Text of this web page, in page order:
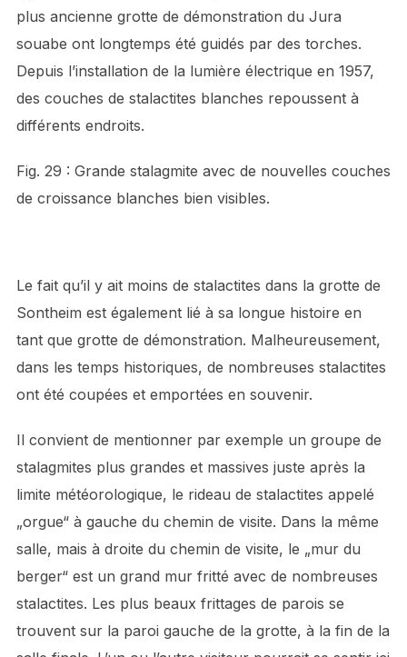
plus ancienne grotte de démonstration du Jura
souabe ont longtemps été guidés par des torches.
Depuis l’installation de la lumière électrique en 1957,
des couches de stalactites blanches repoussent à
différents endroits.
Fig. 29 : Grande stalagmite avec de nouvelles couches
de croissance blanches bien visibles.
Le fait qu’il y ait moins de stalactites dans la grotte de
Sontheim est également lié à sa longue histoire en
tant que grotte de démonstration. Malheureusement,
dans les temps historiques, de nombreuses stalactites
ont été coupées et emportées en souvenir.
Il convient de mentionner par exemple un groupe de
stalagmites plus grandes et massives juste après la
limite météorologique, le rideau de stalactites appelé
„orgue“ à gauche du chemin de visite. Dans la même
salle, mais à droite du chemin de visite, le „mur du
berger“ est un grand mur fritté avec de nombreuses
stalactites. Les plus beaux frittages de parois se
trouvent sur la paroi gauche de la grotte, à la fin de la